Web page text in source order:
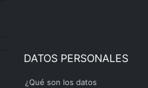
DATOS PERSONALES
¿Qué son los datos